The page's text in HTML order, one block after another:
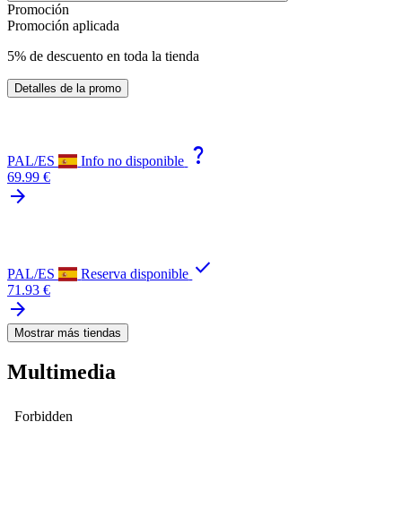
Promoción
Promoción aplicada
5% de descuento en toda la tienda
Detalles de la promo
PAL/ES Info no disponible question_mark
69.99 €
arrow_forward
PAL/ES Reserva disponible check
71.93 €
arrow_forward
Mostrar más tiendas
Multimedia